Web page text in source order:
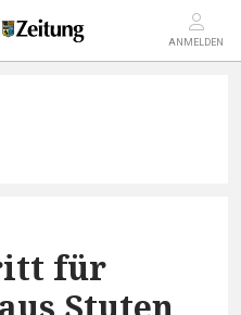
ANMELDEN
für